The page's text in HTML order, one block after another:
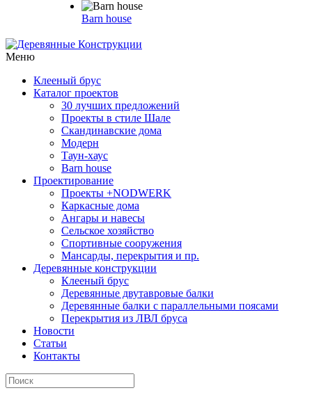
Barn house
Меню
Клееный брус
Каталог проектов
30 лучших предложений
Проекты в стиле Шале
Скандинавские дома
Модерн
Таун-хаус
Barn house
Проектирование
Проекты +NODWERK
Каркасные дома
Ангары и навесы
Сельское хозяйство
Спортивные сооружения
Мансарды, перекрытия и пр.
Деревянные конструкции
Клееный брус
Деревянные двутавровые балки
Деревянные балки с параллельными поясами
Перекрытия из ЛВЛ бруса
Новости
Статьи
Контакты